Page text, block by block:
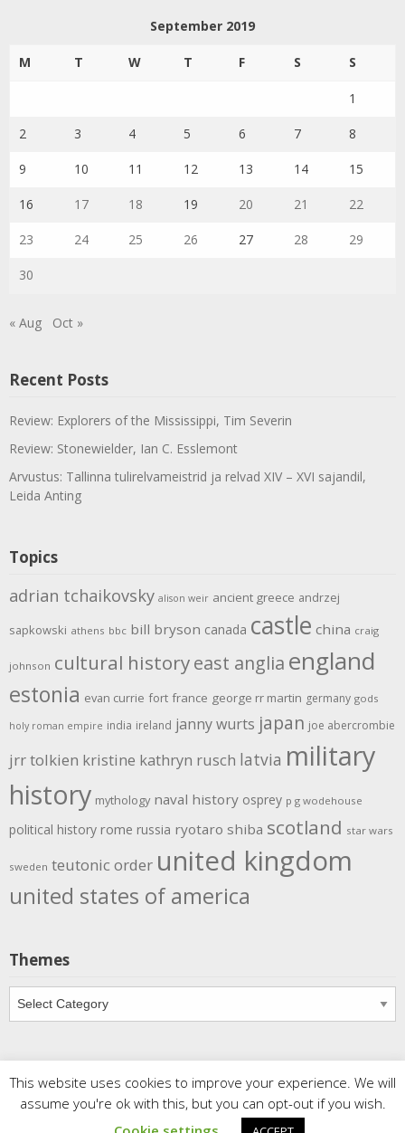
September 2019
M T W T F S S
1
2 3 4 5 6 7 8
9 10 11 12 13 14 15
16 17 18 19 20 21 22
23 24 25 26 27 28 29
30
« Aug Oct »
Recent Posts
Review: Explorers of the Mississippi, Tim Severin
Review: Stonewielder, Ian C. Esslemont
Arvustus: Tallinna tulirelvameistrid ja relvad XIV – XVI sajandil,
Leida Anting
Topics
adrian tchaikovsky alison weir ancient greece andrzej
sapkowski athens bbc bill bryson canada castle china craig
johnson cultural historyeast anglia england
estonia evan currie fort france george rr martin germany gods
holy roman empire india ireland janny wurts japan joe abercrombie
jrr tolkien kristine kathryn rusch latvia military
history mythology naval history osprey p g wodehouse
political history rome russia ryotaro shiba scotland star wars
sweden teutonic order united kingdom
united states of america
Themes
Meditations . All rights reserved. | Powered by
Writers Blogily Theme
This website uses cookies to improve your experience. We will
assume you're ok with this, but you can opt-out if you wish.